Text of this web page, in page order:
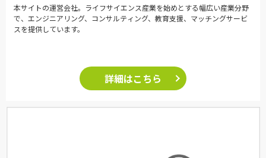
本サイトの運営会社。ライフサイエンス産業を始めとする幅広い産業分野
で、エンジニアリング、コンサルティング、教育支援、マッチングサービ
スを提供しています。
詳細はこちら